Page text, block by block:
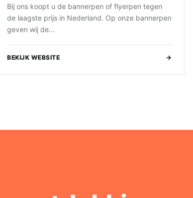
Bij ons koopt u de bannerpen of flyerpen tegen
de laagste prijs in Nederland. Op onze bannerpen
geven wij de...
BEKIJK WEBSITE →